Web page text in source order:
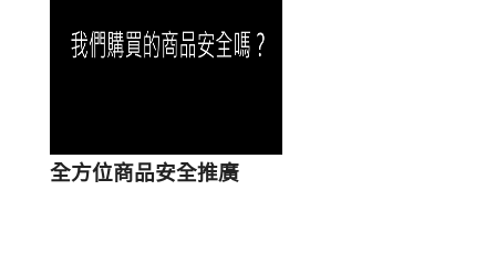
全方位商品安全推廣